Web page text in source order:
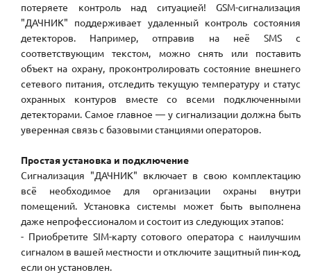
потеряете контроль над ситуацией! GSM-сигнализация
"ДАЧНИК" поддерживает удаленный контроль состояния
детекторов. Например, отправив на неё SMS с
соответствующим текстом, можно снять или поставить
объект на охрану, проконтролировать состояние внешнего
сетевого питания, отследить текущую температуру и статус
охранных контуров вместе со всеми подключенными
детекторами. Самое главное — у сигнализации должна быть
уверенная связь с базовыми станциями операторов.
Простая установка и подключение
Сигнализация "ДАЧНИК" включает в свою комплектацию
всё необходимое для организации охраны внутри
помещений. Установка системы может быть выполнена
даже непрофессионалом и состоит из следующих этапов:
- Приобретите SIM-карту сотового оператора с наилучшим
сигналом в вашей местности и отключите защитный пин-код,
если он установлен.